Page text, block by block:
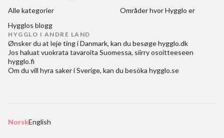
Alle kategorier
Områder hvor Hygglo er
Hygglos blogg
HYGGLO I ANDRE LAND
Ønsker du at leje ting i Danmark, kan du besøgehygglo.dk
Jos haluat vuokrata tavaroita Suomessa, siirry osoitteeseen
hygglo.fi
Om du vill hyra saker i Sverige, kan du besöka hygglo.se
NorskEnglish